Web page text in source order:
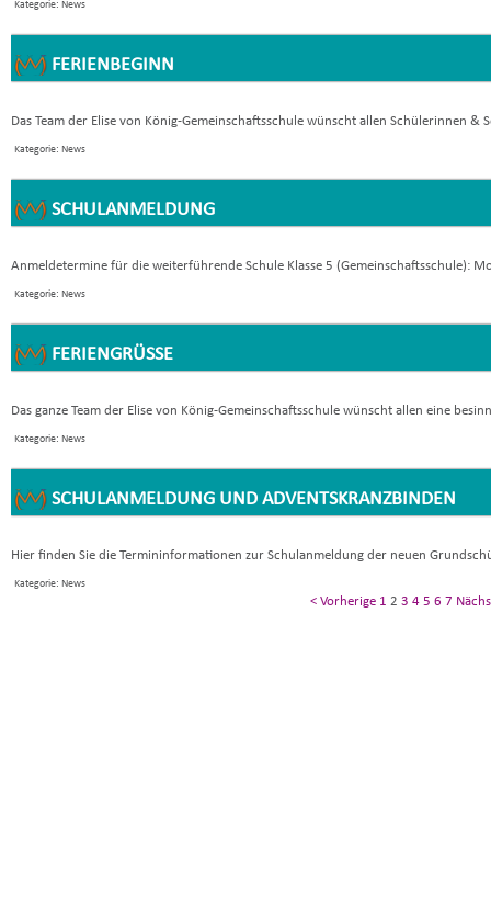
Kategorie: News
FERIENBEGINN
Das Team der Elise von König-Gemeinschaftsschule wünscht allen Schülerinnen &
Kategorie: News
SCHULANMELDUNG
Anmeldetermine für die weiterführende Schule Klasse 5 (Gemeinschaftsschule):
Kategorie: News
FERIENGRÜSSE
Das ganze Team der Elise von König-Gemeinschaftsschule wünscht allen eine
Kategorie: News
SCHULANMELDUNG UND ADVENTSKRANZBINDEN
Hier finden Sie die Termininformationen zur Schulanmeldung der neuen
Kategorie: News
< Vorherige 1 2 3 4 5 6 7